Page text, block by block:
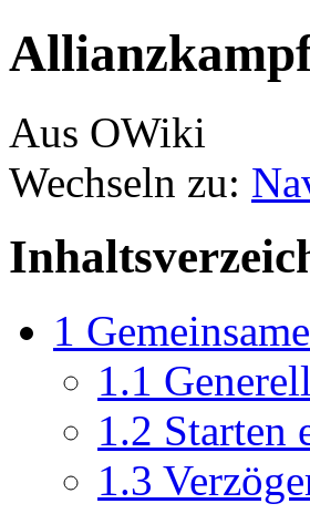
Aus OWiki
Wechseln zu:
1
1.1
1.2 Starten
1.3